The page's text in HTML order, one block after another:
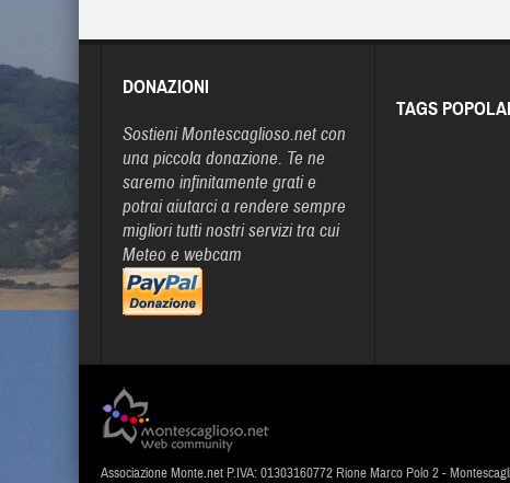
DONAZIONI
Sostieni Montescaglioso.net con
una piccola donazione. Te ne
saremo infinitamente grati e
potrai aiutarci a rendere sempre
migliori tutti nostri servizi tra cui
Meteo e webcam
TAGS
Associazione Monte.net P.IVA: 01303160772 Rione Marco Polo 2 -